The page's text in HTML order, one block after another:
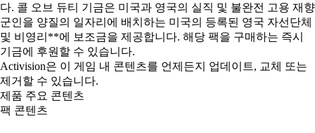
다. 콜 오브 듀티 기금은 미국과 영국의 실직 및 불완전 고용 재향
군인을 양질의 일자리에 배치하는 미국의 등록된 영국 자선단체
및 비영리**에 보조금을 제공합니다. 해당 팩을 구매하는 즉시
기금에 후원할 수 있습니다.
Activision은 이 게임 내 콘텐츠를 언제든지 업데이트, 교체 또는
제거할 수 있습니다.
제품 주요 콘텐츠
팩 콘텐츠